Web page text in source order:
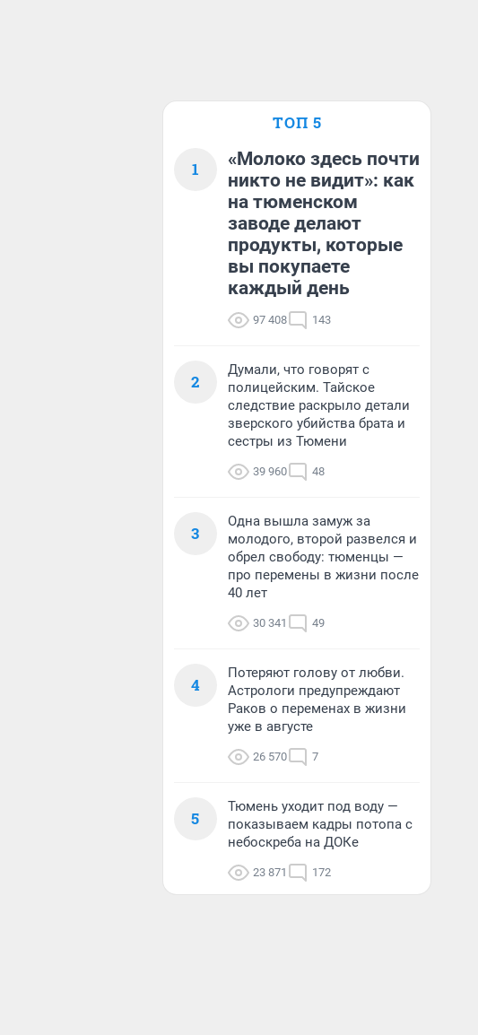
ТОП 5
1
«Молоко здесь почти
никто не видит»: как
на тюменском
заводе делают
продукты, которые
вы покупаете
каждый день
97 408 143
2
Думали, что говорят с
полицейским. Тайское
следствие раскрыло детали
зверского убийства брата и
сестры из Тюмени
39 960 48
3
Одна вышла замуж за
молодого, второй развелся и
обрел свободу: тюменцы —
про перемены в жизни после
40 лет
30 341 49
4
Потеряют голову от любви.
Астрологи предупреждают
Раков о переменах в жизни
уже в августе
26 570 7
5
Тюмень уходит под воду —
показываем кадры потопа с
небоскреба на ДОКе
23 871 172